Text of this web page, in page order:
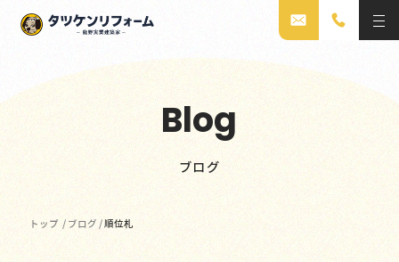
Blog
ブログ
トップ / ブログ / 順位札